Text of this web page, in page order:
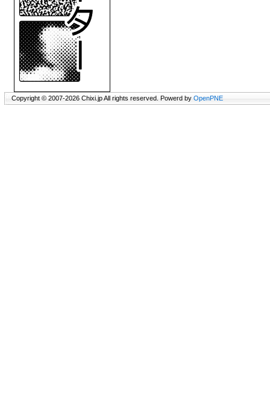
Copyright © 2007-2026 Chixi.jp All rights reserved. Powerd by OpenPNE